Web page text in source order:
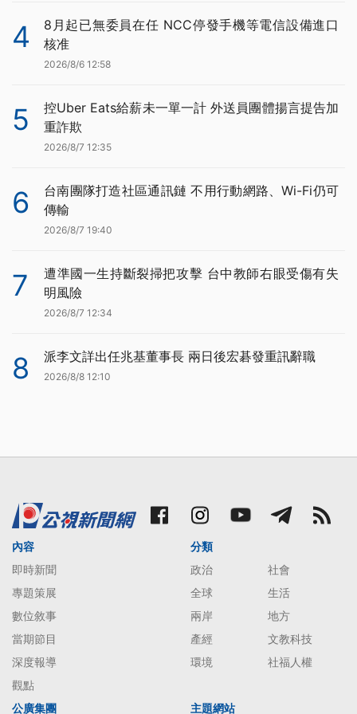
4
8月起已無委員在任 NCC停發手機等電信設備進口
核准
2026/8/6 12:58
5
控Uber Eats給薪未一單一計 外送員團體揚言提告加
重詐欺
2026/8/7 12:35
6
台南團隊打造社區通訊鏈 不用行動網路、Wi-Fi仍可
傳輸
2026/8/7 19:40
7
遭準國一生持斷裂掃把攻擊 台中教師右眼受傷有失
明風險
2026/8/7 12:34
8 派李文詳出任兆基董事長 兩日後宏碁發重訊辭職
2026/8/8 12:10
內容
即時新聞
專題策展
數位敘事
當期節目
深度報導
觀點
分類
政治
社會
全球
生活
兩岸
地方
產經
文教科技
環境
社福人權
公廣集團 主題網站